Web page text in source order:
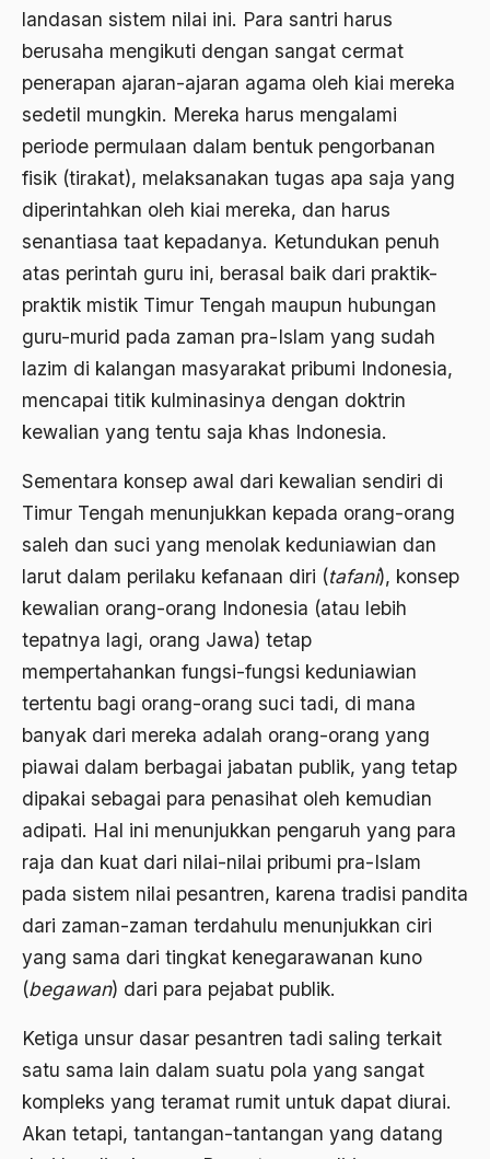
landasan sistem nilai ini. Para santri harus
berusaha mengikuti dengan sangat cermat
penerapan ajaran-ajaran agama oleh kiai mereka
sedetil mungkin. Mereka harus mengalami
periode permulaan dalam bentuk pengorbanan
fisik (tirakat), melaksanakan tugas apa saja yang
diperintahkan oleh kiai mereka, dan harus
senantiasa taat kepadanya. Ketundukan penuh
atas perintah guru ini, berasal baik dari praktik-
praktik mistik Timur Tengah maupun hubungan
guru-murid pada zaman pra-Islam yang sudah
lazim di kalangan masyarakat pribumi Indonesia,
mencapai titik kulminasinya dengan doktrin
kewalian yang tentu saja khas Indonesia.
Sementara konsep awal dari kewalian sendiri di
Timur Tengah menunjukkan kepada orang-orang
saleh dan suci yang menolak keduniawian dan
larut dalam perilaku kefanaan diri (tafani), konsep
kewalian orang-orang Indonesia (atau lebih
tepatnya lagi, orang Jawa) tetap
mempertahankan fungsi-fungsi keduniawian
tertentu bagi orang-orang suci tadi, di mana
banyak dari mereka adalah orang-orang yang
piawai dalam berbagai jabatan publik, yang tetap
dipakai sebagai para penasihat oleh kemudian
adipati. Hal ini menunjukkan pengaruh yang para
raja dan kuat dari nilai-nilai pribumi pra-Islam
pada sistem nilai pesantren, karena tradisi pandita
dari zaman-zaman terdahulu menunjukkan ciri
yang sama dari tingkat kenegarawanan kuno
(begawan) dari para pejabat publik.
Ketiga unsur dasar pesantren tadi saling terkait
satu sama lain dalam suatu pola yang sangat
kompleks yang teramat rumit untuk dapat diurai.
Akan tetapi, tantangan-tantangan yang datang
Bangsa Sunda
Bangsa Tenggang Rasa
Bangsawan
Bani Sadr
Banjar
bank
Bank Central Amerika
Bank Mualat Indonesia
Bank Perkeditan rakyat
Bank Summa
bank syariah
Banser
Banten
Banyuwangi
Bapak Koperasi
Barathiya Janata Party
BArisan Nasional
Barroness Cox
Batak
BBC
BBM
Begin
Belanakan
belanda